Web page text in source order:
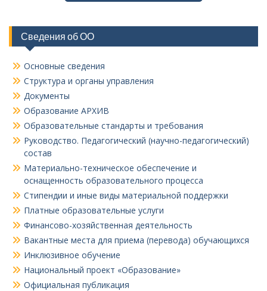
Сведения об ОО
Основные сведения
Структура и органы управления
Документы
Образование АРХИВ
Образовательные стандарты и требования
Руководство. Педагогический (научно-педагогический)
состав
Материально-техническое обеспечение и
оснащенность образовательного процесса
Стипендии и иные виды материальной поддержки
Платные образовательные услуги
Финансово-хозяйственная деятельность
Вакантные места для приема (перевода) обучающихся
Инклюзивное обучение
Национальный проект «Образование»
Официальная публикация